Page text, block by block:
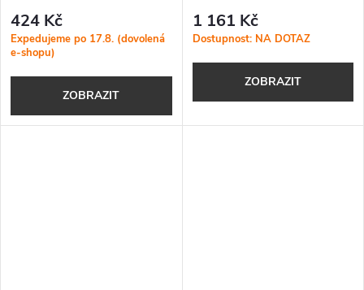
424 Kč
Expedujeme po 17.8. (dovolená
e-shopu)
ZOBRAZIT
1 161 Kč
Dostupnost: NA DOTAZ
ZOBRAZIT